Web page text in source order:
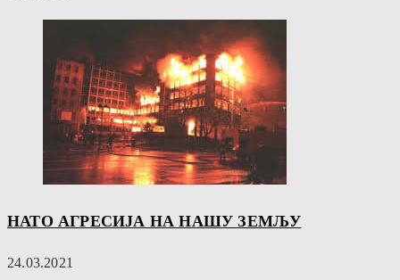
НАТО АГРЕСИЈА НА НАШУ ЗЕМЉУ
24.03.2021